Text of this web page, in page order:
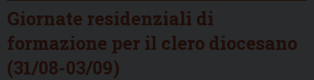
Giornate residenziali di
formazione per il clero diocesano
(31/08-03/09)